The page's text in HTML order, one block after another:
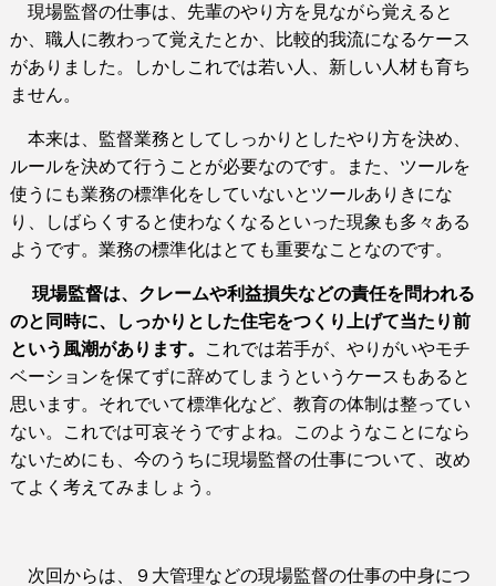
現場監督の仕事は、先輩のやり方を見ながら覚えると
か、職人に教わって覚えたとか、比較的我流になるケース
がありました。しかしこれでは若い人、新しい人材も育ち
ません。
本来は、監督業務としてしっかりとしたやり方を決め、
ルールを決めて行うことが必要なのです。また、ツールを
使うにも業務の標準化をしていないとツールありきにな
り、しばらくすると使わなくなるといった現象も多々ある
ようです。業務の標準化はとても重要なことなのです。
現場監督は、クレームや利益損失などの責任を問われる
のと同時に、しっかりとした住宅をつくり上げて当たり前
という風潮があります。
これでは若手が、やりがいやモチ
ベーションを保てずに辞めてしまうというケースもあると
思います。それでいて標準化など、教育の体制は整ってい
ない。これでは可哀そうですよね。このようなことになら
ないためにも、今のうちに現場監督の仕事について、改め
てよく考えてみましょう。
次回からは、９大管理などの現場監督の仕事の中身につ